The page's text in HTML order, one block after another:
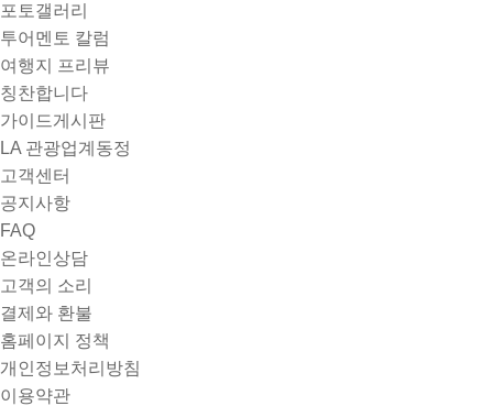
포토갤러리
투어멘토 칼럼
여행지 프리뷰
칭찬합니다
가이드게시판
LA 관광업계동정
고객센터
공지사항
FAQ
온라인상담
고객의 소리
결제와 환불
홈페이지 정책
개인정보처리방침
이용약관